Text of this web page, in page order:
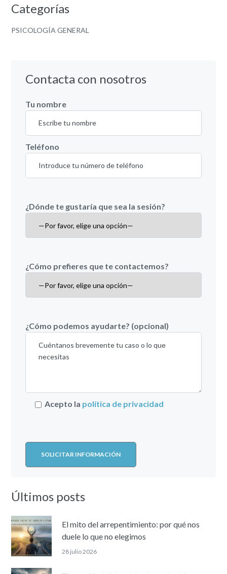
Categorías
PSICOLOGÍA GENERAL
Contacta con nosotros
Tu nombre
Teléfono
¿Dónde te gustaría que sea la sesión?
¿Cómo prefieres que te contactemos?
¿Cómo podemos ayudarte? (opcional)
Acepto la política de privacidad
Últimos posts
El mito del arrepentimiento: por qué nos
duele lo que no elegimos
28 julio 2026